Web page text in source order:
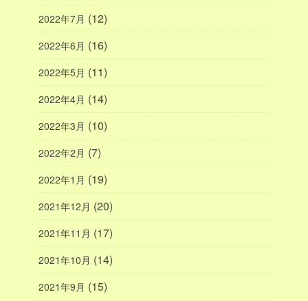
2022年7月 (12)
2022年6月 (16)
2022年5月 (11)
2022年4月 (14)
2022年3月 (10)
2022年2月 (7)
2022年1月 (19)
2021年12月 (20)
2021年11月 (17)
2021年10月 (14)
2021年9月 (15)